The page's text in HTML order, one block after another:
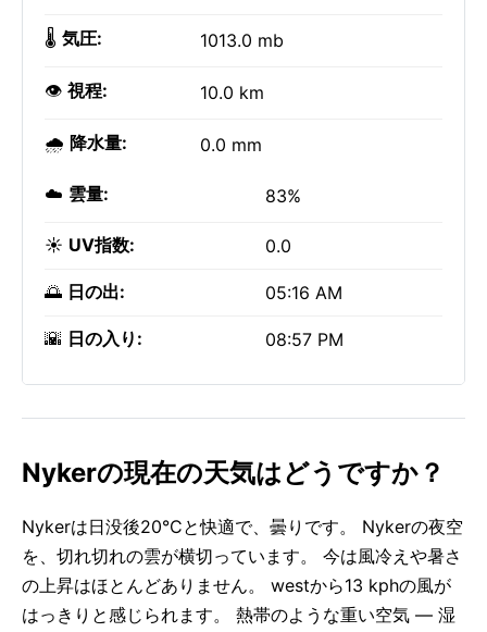
🌡️ 気圧: 1013.0 mb
👁️ 視程: 10.0 km
🌧️ 降水量: 0.0 mm
☁️ 雲量: 83%
☀️ UV指数: 0.0
🌅 日の出: 05:16 AM
🌇 日の入り: 08:57 PM
Nykerの現在の天気はどうですか？
Nykerは日没後20°Cと快適で、曇りです。 Nykerの夜空
を、切れ切れの雲が横切っています。 今は風冷えや暑さ
の上昇はほとんどありません。 westから13 kphの風が
はっきりと感じられます。 熱帯のような重い空気 — 湿